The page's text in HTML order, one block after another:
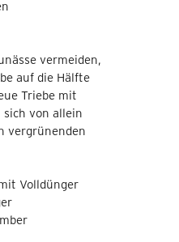
vermeiden,
auf die Hälfte
Triebe mit
von allein
vergrünenden
Volldünger